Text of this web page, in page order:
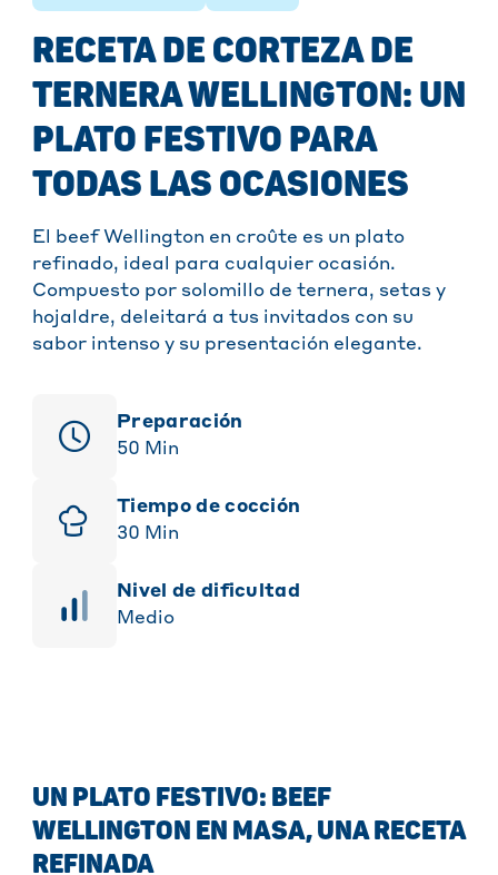
RECETA DE CORTEZA DE
TERNERA WELLINGTON: UN
PLATO FESTIVO PARA
TODAS LAS OCASIONES
El beef Wellington en croûte es un plato
refinado, ideal para cualquier ocasión.
Compuesto por solomillo de ternera, setas y
hojaldre, deleitará a tus invitados con su
sabor intenso y su presentación elegante.
Preparación
50 Min
Tiempo de cocción
30 Min
Nivel de dificultad
Medio
UN PLATO FESTIVO: BEEF
WELLINGTON EN MASA, UNA RECETA
REFINADA